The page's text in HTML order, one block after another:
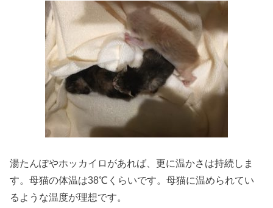
湯たんぽやホッカイロがあれば、更に温かさは持続しま
す。母猫の体温は38℃くらいです。母猫に温められてい
るような温度が理想です。